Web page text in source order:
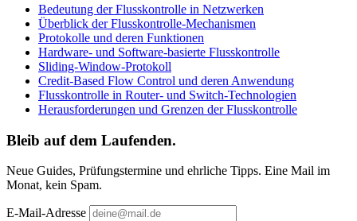
Bedeutung der Flusskontrolle in Netzwerken
Überblick der Flusskontrolle-Mechanismen
Protokolle und deren Funktionen
Hardware- und Software-basierte Flusskontrolle
Sliding-Window-Protokoll
Credit-Based Flow Control und deren Anwendung
Flusskontrolle in Router- und Switch-Technologien
Herausforderungen und Grenzen der Flusskontrolle
Bleib auf dem Laufenden.
Neue Guides, Prüfungstermine und ehrliche Tipps. Eine Mail im
Monat, kein Spam.
E-Mail-Adresse